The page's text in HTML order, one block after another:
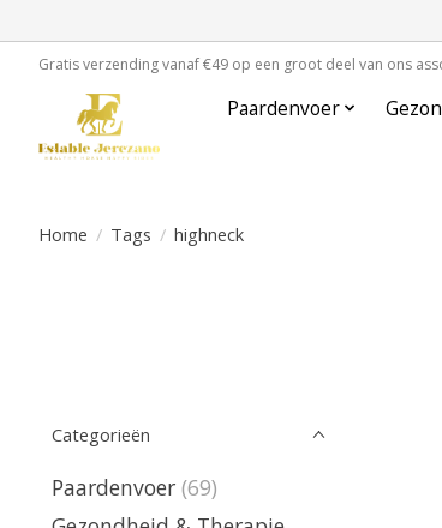
Gratis verzending vanaf €49 op een groot deel van ons
Paardenvoer
Home / Tags / highneck
Categorieën
Paardenvoer (69)